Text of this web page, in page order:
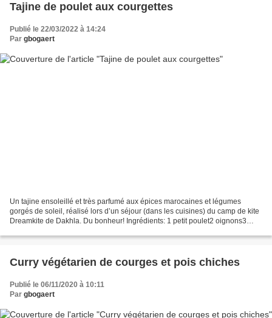
Tajine de poulet aux courgettes
Publié le 22/03/2022 à 14:24
Par gbogaert
Un tajine ensoleillé et très parfumé aux épices marocaines et légumes
gorgés de soleil, réalisé lors d’un séjour (dans les cuisines) du camp de kite
Dreamkite de Dakhla. Du bonheur! Ingrédients: 1 petit poulet2 oignons3
Curry végétarien de courges et pois chiches
Publié le 06/11/2020 à 10:11
Par gbogaert